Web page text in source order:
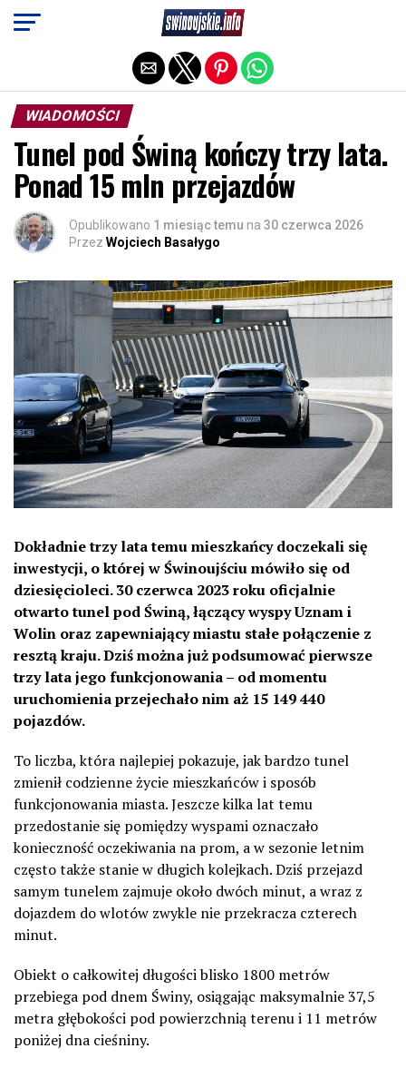
WIADOMOŚCI
Tunel pod Świną kończy trzy lata.
Ponad 15 mln przejazdów
Opublikowano 1 miesiąc temu na 30 czerwca 2026
Przez Wojciech Basałygo
Dokładnie trzy lata temu mieszkańcy doczekali się
inwestycji, o której w Świnoujściu mówiło się od
dziesięcioleci. 30 czerwca 2023 roku oficjalnie
otwarto tunel pod Świną, łączący wyspy Uznam i
Wolin oraz zapewniający miastu stałe połączenie z
resztą kraju. Dziś można już podsumować pierwsze
trzy lata jego funkcjonowania – od momentu
uruchomienia przejechało nim aż 15 149 440
pojazdów.
To liczba, która najlepiej pokazuje, jak bardzo tunel
zmienił codzienne życie mieszkańców i sposób
funkcjonowania miasta. Jeszcze kilka lat temu
przedostanie się pomiędzy wyspami oznaczało
konieczność oczekiwania na prom, a w sezonie letnim
często także stanie w długich kolejkach. Dziś przejazd
samym tunelem zajmuje około dwóch minut, a wraz z
dojazdem do wlotów zwykle nie przekracza czterech
minut.
Obiekt o całkowitej długości blisko 1800 metrów
przebiega pod dnem Świny, osiągając maksymalnie 37,5
metra głębokości pod powierzchnią terenu i 11 metrów
poniżej dna cieśniny.
Exit mobile version